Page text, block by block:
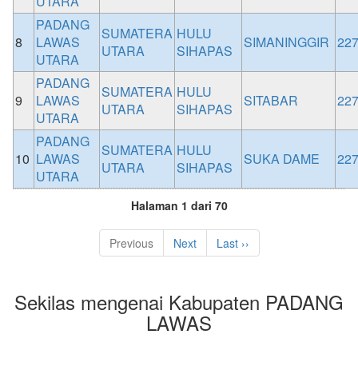
8
PADANG
LAWAS
UTARA
SUMATERA
UTARA
HULU
SIHAPAS
SIMANINGGIR
9
PADANG
LAWAS
UTARA
SUMATERA
UTARA
HULU
SIHAPAS
SITABAR
10
PADANG
LAWAS
UTARA
SUMATERA
UTARA
HULU
SIHAPAS
SUKA DAME
Halaman 1 dari 70
Previous Next Last ››
Sekilas mengenai Kabupaten PADANG
LAWAS